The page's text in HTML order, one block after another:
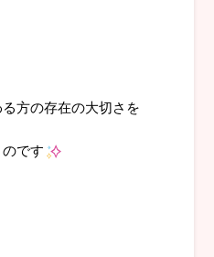
方の存在の大切さを
です